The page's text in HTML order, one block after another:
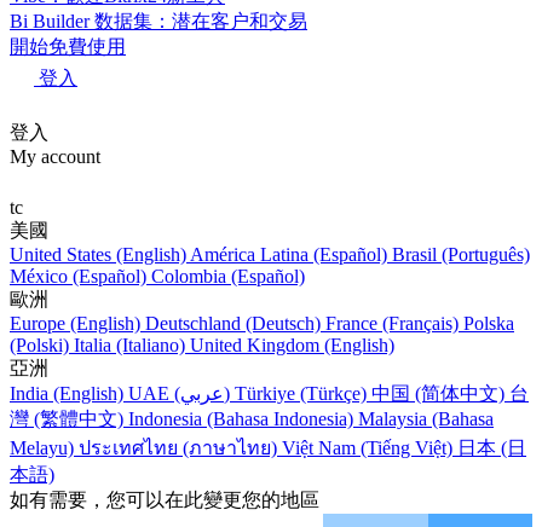
Bi Builder 数据集：潜在客户和交易
開始免費使用
登入
登入
My account
tc
美國
United States (English) América Latina (Español) Brasil (Português)
México (Español) Colombia (Español)
歐洲
Europe (English) Deutschland (Deutsch) France (Français) Polska
(Polski) Italia (Italiano) United Kingdom (English)
亞洲
India (English)
UAE (عربي) Türkiye (Türkçe) 中国 (简体中文) 台
灣 (繁體中文) Indonesia (Bahasa Indonesia) Malaysia (Bahasa
Melayu) ประเทศไทย (ภาษาไทย) Việt Nam (Tiếng Việt) 日本 (日
本語)
如有需要，您可以在此變更您的地區